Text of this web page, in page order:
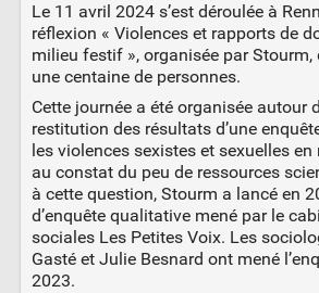
Le 11 avril 2024 s’est déroulée à
réflexion « Violences et rapports de
milieu festif », organisée par Stourm,
une centaine de personnes.
Cette journée a été organisée autour
restitution des résultats d’une
les violences sexistes et sexuelles
au constat du peu de ressources
à cette question, Stourm a lancé en
d’enquête qualitative mené par le
sociales Les Petites Voix. Les
Gasté et Julie Besnard ont mené
2023.